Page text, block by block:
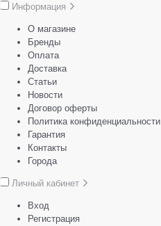
Информация
О магазине
Бренды
Оплата
Доставка
Статьи
Новости
Договор оферты
Политика конфиденциальности
Гарантия
Контакты
Города
Личный кабинет
Вход
Регистрация